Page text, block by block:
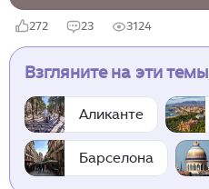
272 23 3124
Взгляните на эти темы
Аликанте
Барселона